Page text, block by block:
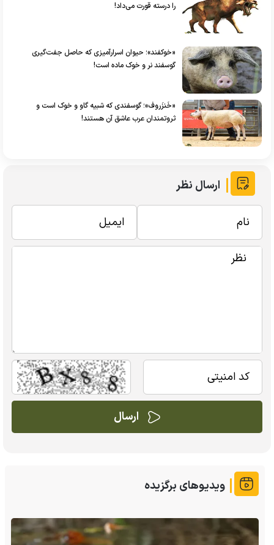
را درسته قورت می‌داد!
«خوکفند»؛ حیوان اسرارآمیزی که حاصل جفت‌گیری
گوسفند نر و خوک ماده است!
«خَنزَروف»؛ گوسفندی که شبیه گاو و خوک است و
ثروتمندان عرب عاشق آن هستند!
ارسال نظر
ویدیوهای برگزیده